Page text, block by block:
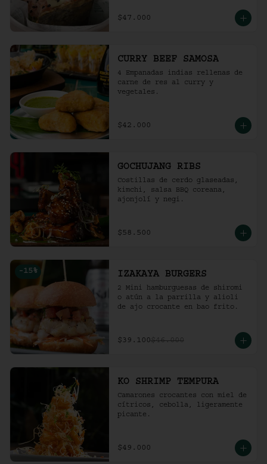
$47.000
CURRY BEEF SAMOSA
4 Empanadas indias rellenas de
carne de res al curry y
vegetales.
$42.000
GOCHUJANG RIBS
Costillas de cerdo glaseadas,
kimchi, salsa BBQ coreana,
ajonjolí y negi.
$58.500
-15 % IZAKAYA BURGERS
2 Mini hamburguesas de shiromi
o atún a la parrilla y alioli
de ajo crocante en bao frito.
$39.100$46.000
KO SHRIMP TEMPURA
Camarones crocantes con miel de
cítricos, cebolla, ligeramente
picante.
$49.000